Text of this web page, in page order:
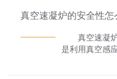
真空速凝炉的安全性怎
真空速凝
是利用真空感